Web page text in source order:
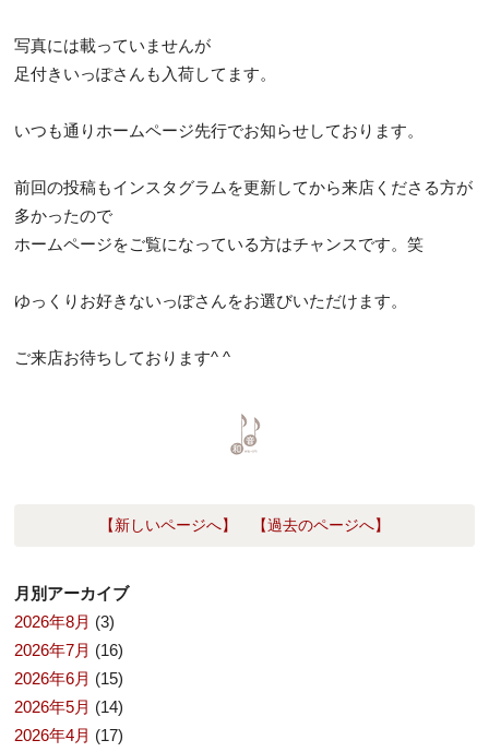
写真には載っていませんが
足付きいっぽさんも入荷してます。
いつも通りホームページ先行でお知らせしております。
前回の投稿もインスタグラムを更新してから来店くださる方が
多かったので
ホームページをご覧になっている方はチャンスです。笑
ゆっくりお好きないっぽさんをお選びいただけます。
ご来店お待ちしております^ ^
【新しいページへ】 【過去のページへ】
月別アーカイブ
2026年8月 (3)
2026年7月 (16)
2026年6月 (15)
2026年5月 (14)
2026年4月 (17)